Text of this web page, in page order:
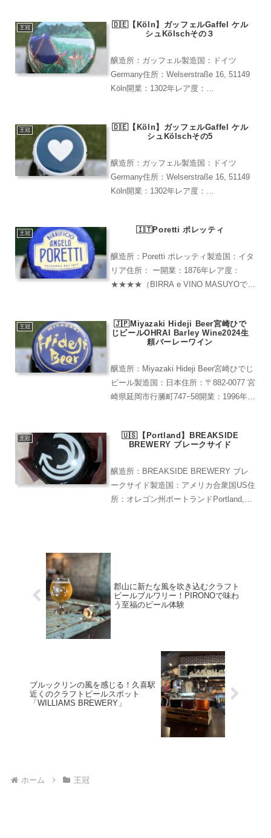
ルシュ。宇佐美麦酒製造（...
王冠
🇩🇪【Köln】ガッフェルGaffel ケル
シュKölschその３
醸造所：ガッフェル製造国：ドイツ
Germany住所：Welserstraße 16, 51149
Köln開業：1302年レア度：
王冠
🇩🇪【Köln】ガッフェルGaffel ケル
シュKölschその5
醸造所：ガッフェル製造国：ドイツ
Germany住所：Welserstraße 16, 51149
Köln開業：1302年レア度：
王冠 🇮🇹Poretti ポレッティ
醸造所：Poretti ポレッティ製造国：イタ
リア住所： ー開業：1876年レア度：
★★★★（BIRRA e VINO MASUYOで購
マを感じる。苦味は控え...
王冠
🇯🇵Miyazaki Hideji Beer宮崎ひで
じビールOHRAI Barley Wine2024生
頼バーレーワイン
醸造所：Miyazaki Hideji Beer宮崎ひでじ
ビール製造国：日本住所：〒882-0077 宮
崎県延岡市行縢町747ｰ58開業：1996年レ
ン2024受賞の...
王冠
🇺🇸【Portland】BREAKSIDE
BREWERY ブレークサイド
醸造所：BREAKSIDE BREWERY ブレ
ークサイド製造国：アメリカ合衆国US住
所：オレゴン州ポートランドPortland,
郡山に新たな風を吹き込むクラフト
ビールブルワリー！PIRONOで味わ
う至福のビール体験
ブルックリンの風を感じる！久喜駅
近くのクラフトビールスポット
「WILLIAMS BREWERY」
ホーム 王冠